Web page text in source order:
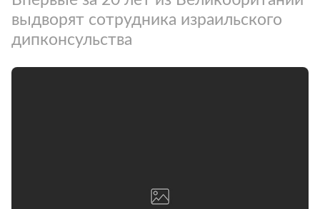
выдворят сотрудника израильского
дипконсульства